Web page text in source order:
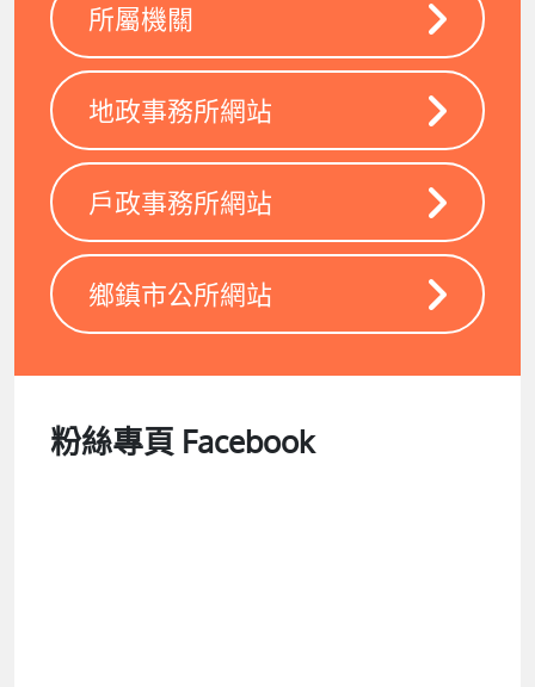
所屬機關
地政事務所網站
戶政事務所網站
鄉鎮市公所網站
粉絲專頁 Facebook